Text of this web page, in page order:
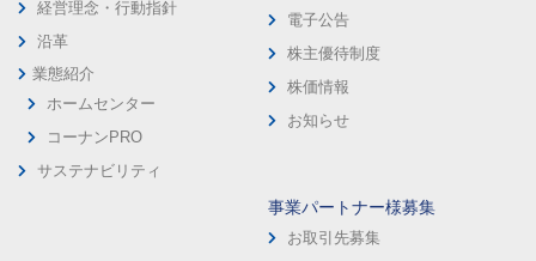
経営理念・行動指針
沿革
業態紹介
ホームセンター
コーナンPRO
サステナビリティ
電子公告
株主優待制度
株価情報
お知らせ
事業パートナー様募集
お取引先募集